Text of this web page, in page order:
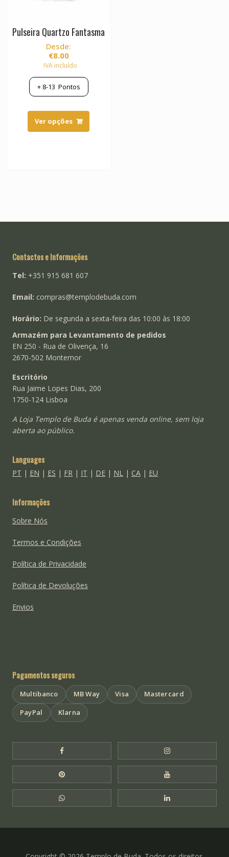
Pulseira Quartzo Fantasma
Desde:
€8.00
IVA incluído
+ 8-13 Pontos
Ver opções
has
on
Contactos e Informações
Tel: +351 915 681 607
Email: compras@templodebuda.com
Horário: De segunda a sexta-feira das 10:00 às 18:00
Armazém para Levantamento de pedidos
EN 250 - Rua de Olivença, 16
2670-502 Montemor
Escritório
Rua Jaime Lopes Dias, 200
1750-124 Lisboa
A Loja Templo de Buda é apenas venda online, sem loja
aberta ao público.
Languages
PT | EN | ES | FR | IT | DE| NL | CA| EU
Informações
Sobre Nós
Termos e Condições
Política de Privacidade
Política de Devoluções
Envios
Pagamentos seguros
Multibanco MB Way Visa
Mastercard
PayPal
Klarna
Facebook Templo de Buda Instagram
Pinterest Templo de Buda YouTube Templo
WhatsApp Templo de Buda LinkedIn Templo